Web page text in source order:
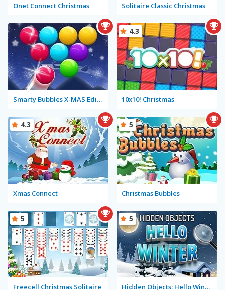
Onet Connect Christmas Solitaire Classic Christmas
Smarty Bubbles X-MAS Edition 10x10! Christmas
4.3
Xmas Connect
4.3
Christmas Bubbles
5
Freecell Christmas Solitaire
5
Hidden Objects: Hello Winter
5